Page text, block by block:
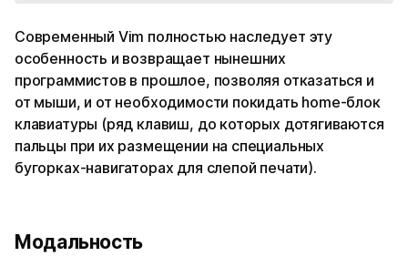
Современный Vim полностью наследует эту
особенность и возвращает нынешних
программистов в прошлое, позволяя отказаться и
от мыши, и от необходимости покидать home-блок
клавиатуры (ряд клавиш, до которых дотягиваются
пальцы при их размещении на специальных
бугорках-навигаторах для слепой печати).
Модальность